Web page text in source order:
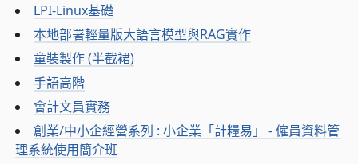
LPI-Linux基礎
本地部署輕量版大語言模型與RAG實作
童裝製作 (半截裙)
手語高階
會計文員實務
創業/中小企經營系列 : 小企業「計糧易」 - 僱員資料管
理系統使用簡介班